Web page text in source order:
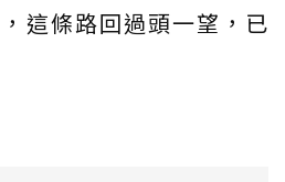
這條路回過頭一望，已